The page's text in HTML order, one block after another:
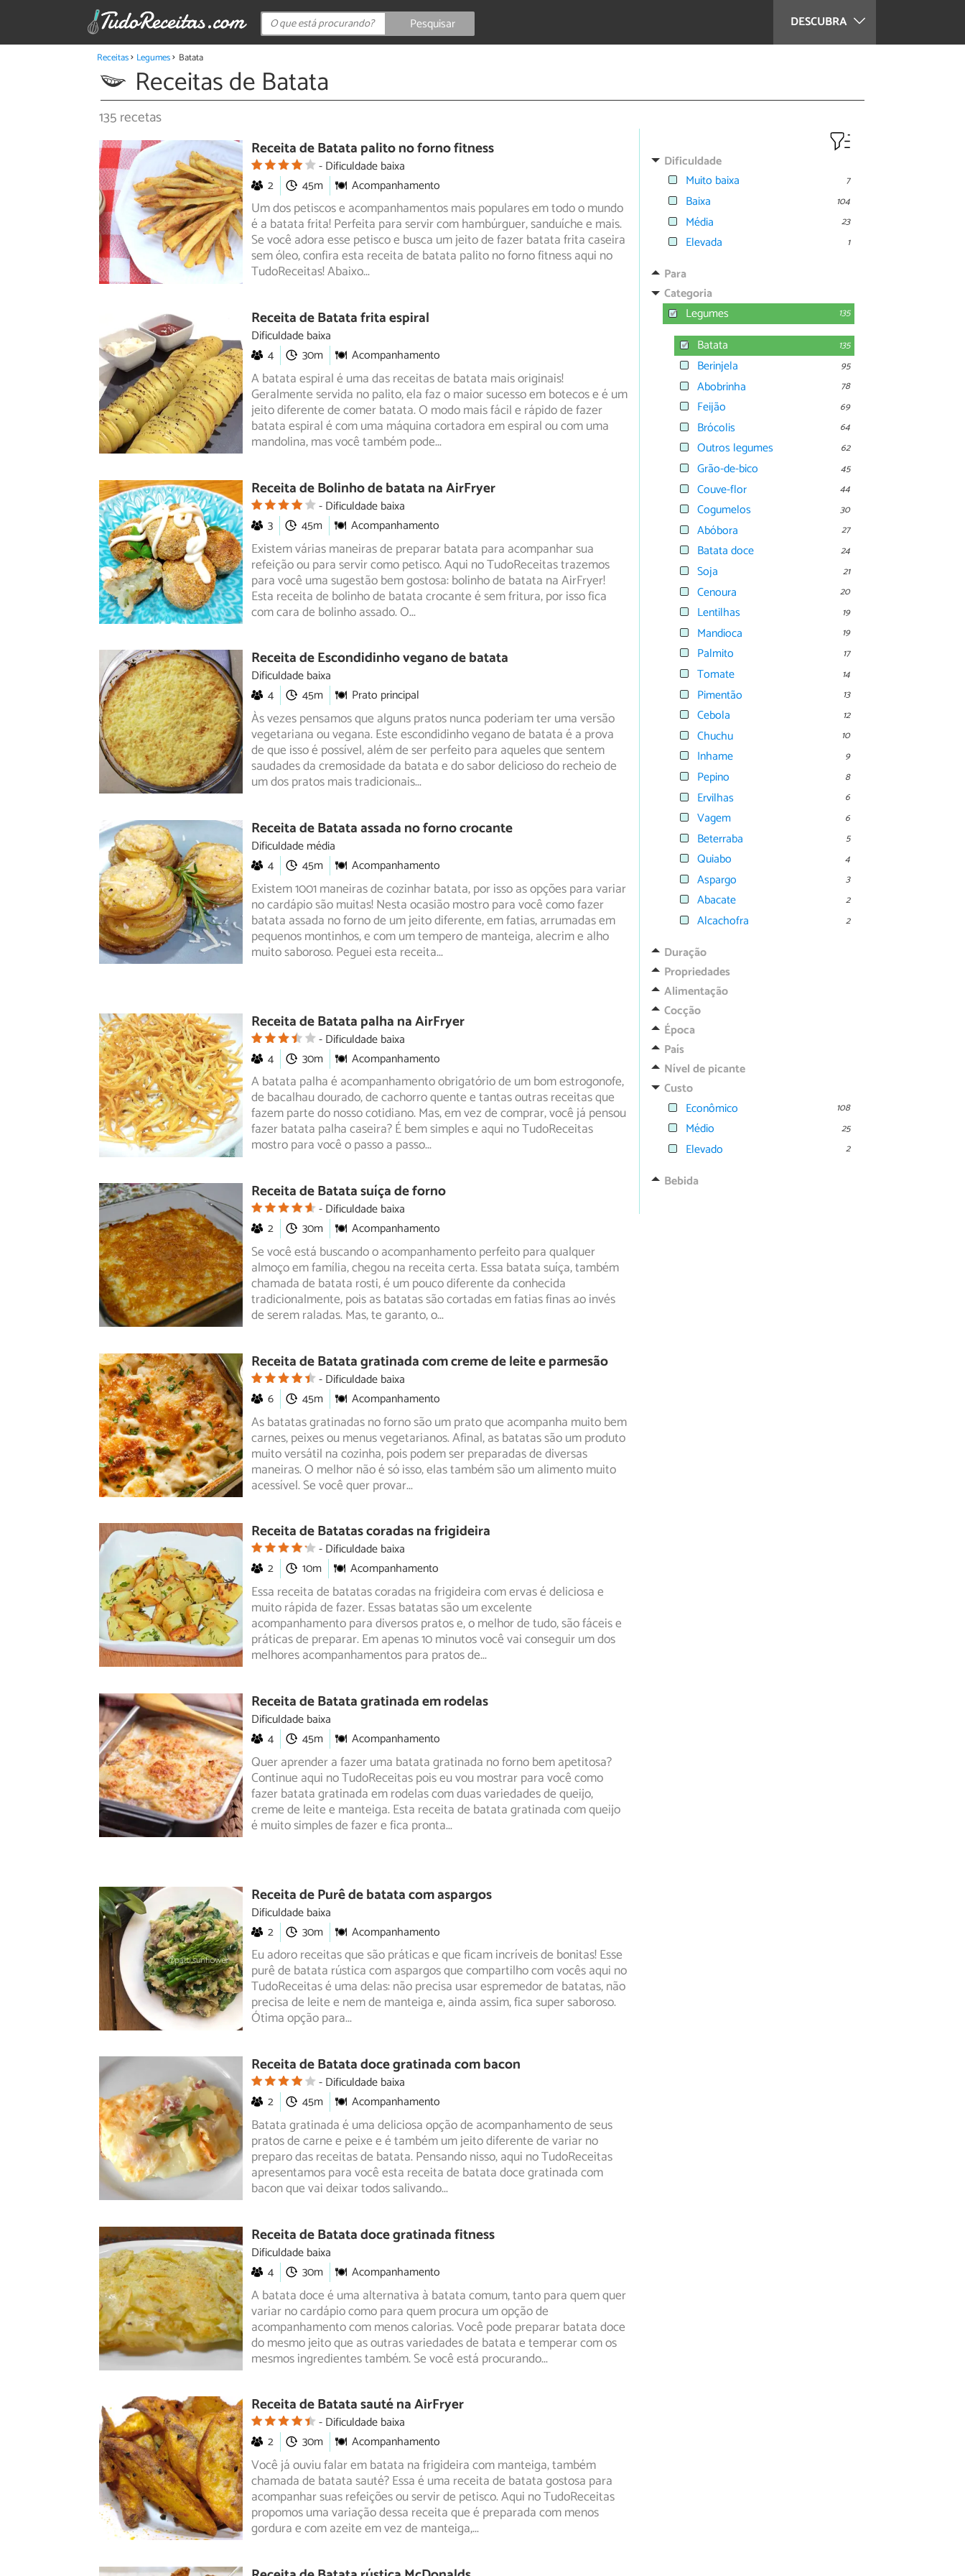
DESCUBRA
Pesquisar
Receitas Legumes Batata
Receitas de Batata
135 recetas
Receita de Batata palito no forno fitness
Dificuldade baixa
2
45m Acompanhamento
Um dos petiscos e acompanhamentos mais populares em todo o mundo
é a batata frita! Perfeita para servir com hambúrguer, sanduíche e mais.
Sevocê adora esse petisco e busca um jeito de fazer batata frita caseira
sem óleo, confira esta receita de batata palito no forno fitness aqui no
TudoReceitas! Abaixo...
Receita de Batata frita espiral
Dificuldade baixa
4
30m Acompanhamento
A batata espiral é uma das receitas de batata mais originais!
Geralmente servida no palito, ela faz o maior sucesso em botecos e é um
jeitodiferente de comer batata. O modo mais fácil e rápido de fazer
batata espiral é com uma máquina cortadora em espiral ou com uma
mandolina, mas você também pode...
Receita de Bolinho de batata na AirFryer
Dificuldade baixa
3
45m Acompanhamento
Existem várias maneiras de preparar batata para acompanhar sua
refeição ou para servir como petisco. Aqui no TudoReceitas trazemos
para você uma sugestão bem gostosa: bolinho de batata na AirFryer!
Esta receita de bolinho de batata crocante é sem fritura, por isso fica
com cara de bolinho assado. O...
Receita de Escondidinho vegano de batata
Dificuldade baixa
4
45m Prato principal
Às vezes pensamos que alguns pratos nunca poderiam ter uma versão
vegetariana ou vegana. Este escondidinho vegano de batata é a prova
de que isso é possível, além de ser perfeito para aqueles que sentem
saudades da cremosidade da batata e do sabor delicioso do recheio de
um dos pratos mais tradicionais...
Receita de Batata assada no forno crocante
Dificuldade média
4
45m Acompanhamento
Existem 1001 maneiras de cozinhar batata, por isso as opções para variar
no cardápio são muitas! Nesta ocasião mostro para você como fazer
batata assada no forno de um jeito diferente, em fatias, arrumadas em
pequenos montinhos, e com um tempero de manteiga, alecrim e alho
muito saboroso. Peguei esta receita...
Receita de Batata palha na AirFryer
Dificuldade baixa
4
30m Acompanhamento
A batata palha é acompanhamento obrigatório de um bom estrogonofe,
de bacalhau dourado, de cachorro quente e tantas outras receitas que
fazemparte do nosso cotidiano. Mas, em vez de comprar, você já pensou
fazer batata palha caseira? É bem simples e aqui no TudoReceitas
mostro para você o passo a passo...
Receita de Batata suíça de forno
Dificuldade baixa
2
30m Acompanhamento
Se você está buscando o acompanhamento perfeito para qualquer
almoço em família, chegou na receita certa. Essa batata suíça, também
chamadade batata rosti, é um pouco diferente da conhecida
tradicionalmente, pois as batatas são cortadas em fatias finas ao invés
de serem raladas. Mas, te garanto, o...
Receita de Batata gratinada com creme de leite e parmesão
Dificuldade baixa
6
45m Acompanhamento
As batatas gratinadas no forno são um prato que acompanha muito bem
carnes, peixes ou menus vegetarianos. Afinal, as batatas são um produto
muito versátil na cozinha, pois podem ser preparadas de diversas
maneiras. O melhor não é só isso, elas também são um alimento muito
acessível. Se você quer provar...
Receita de Batatas coradas na frigideira
Dificuldade baixa
2
10m Acompanhamento
Essa receita de batatas coradas na frigideira com ervas é deliciosa e
muito rápida de fazer. Essas batatas são um excelente
acompanhamento paradiversos pratos e, o melhor de tudo, são fáceis e
práticas de preparar. Em apenas 10 minutos você vai conseguir um dos
melhores acompanhamentos para pratos de...
Receita de Batata gratinada em rodelas
Dificuldade baixa
4
45m Acompanhamento
Quer aprender a fazer uma batata gratinada no forno bem apetitosa?
Continue aqui no TudoReceitas pois eu vou mostrar para você como
fazer batatagratinada em rodelas com duas variedades de queijo,
creme de leite e manteiga. Esta receita de batata gratinada com queijo
é muito simples de fazer e fica pronta...
Receita de Purê de batata com aspargos
Dificuldade baixa
2
30m Acompanhamento
Eu adoro receitas que são práticas e que ficam incríveis de bonitas! Esse
purê de batata rústica com aspargos que compartilho com vocês aqui no
TudoReceitas é uma delas: não precisa usar espremedor de batatas, não
precisa de leite e nem de manteiga e, ainda assim, fica super saboroso.
Ótima opção para...
Receita de Batata doce gratinada com bacon
Dificuldade baixa
2
45m Acompanhamento
Batata gratinada é uma deliciosa opção de acompanhamento de seus
pratos de carne e peixe e é também um jeito diferente de variar no
preparodas receitas de batata. Pensando nisso, aqui no TudoReceitas
apresentamos para você esta receita de batata doce gratinada com
bacon que vai deixar todos salivando...
Receita de Batata doce gratinada fitness
Dificuldade baixa
4
30m Acompanhamento
A batata doce é uma alternativa à batata comum, tanto para quem quer
variar no cardápio como para quem procura um opção de
acompanhamento commenos calorias. Você pode preparar batata doce
do mesmo jeito que as outras variedades de batata e temperar com os
mesmos ingredientes também. Se você está procurando...
Receita de Batata sauté na AirFryer
Dificuldade baixa
2
30m Acompanhamento
Você já ouviu falar em batata na frigideira com manteiga, também
chamada de batata sauté? Essa é uma receita de batata gostosa para
acompanharsuas refeições ou servir de petisco. Aqui no TudoReceitas
propomos uma variação dessa receita que é preparada com menos
gordura e com azeite em vez de manteiga,...
Dificuldade
Muito baixa
7
Baixa 104
Média 23
Elevada 1
Para
Categoria
Legumes
135
Batata 135
Berinjela 95
Abobrinha 78
Feijão 69
Brócolis 64
Outros legumes 62
Grão-de-bico 45
Couve-flor 44
Cogumelos 30
Abóbora 27
Batata doce 24
Soja 21
Cenoura 20
Lentilhas 19
Mandioca 19
Palmito 17
Tomate 14
Pimentão 13
Cebola 12
Chuchu 10
Inhame 9
Pepino 8
Ervilhas 6
Vagem 6
Beterraba 5
Quiabo 4
Aspargo 3
Abacate 2
Alcachofra 2
Duração
Propriedades
Alimentação
Cocção
Época
País
Nível de picante
Custo
Econômico
108
Médio 25
Elevado 2
Bebida